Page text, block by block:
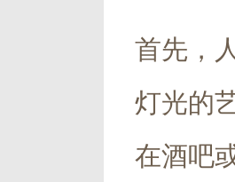
首先，
灯光的
在酒吧